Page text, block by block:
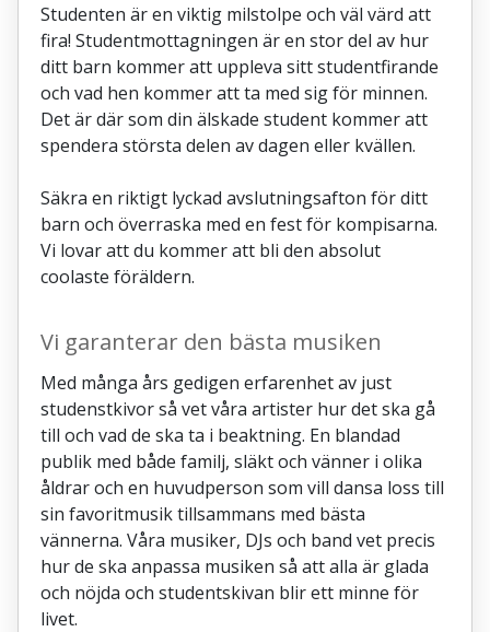
Studenten är en viktig milstolpe och väl värd att
fira! Studentmottagningen är en stor del av hur
ditt barn kommer att uppleva sitt studentfirande
och vad hen kommer att ta med sig för minnen.
Det är där som din älskade student kommer att
spendera största delen av dagen eller kvällen.
Säkra en riktigt lyckad avslutningsafton för ditt
barn och överraska med en fest för kompisarna.
Vi lovar att du kommer att bli den absolut
coolaste föräldern.
Vi garanterar den bästa musiken
Med många års gedigen erfarenhet av just
studenstkivor så vet våra artister hur det ska gå
till och vad de ska ta i beaktning. En blandad
publik med både familj, släkt och vänner i olika
åldrar och en huvudperson som vill dansa loss till
sin favoritmusik tillsammans med bästa
vännerna. Våra musiker, DJs och band vet precis
hur de ska anpassa musiken så att alla är glada
och nöjda och studentskivan blir ett minne för
livet.